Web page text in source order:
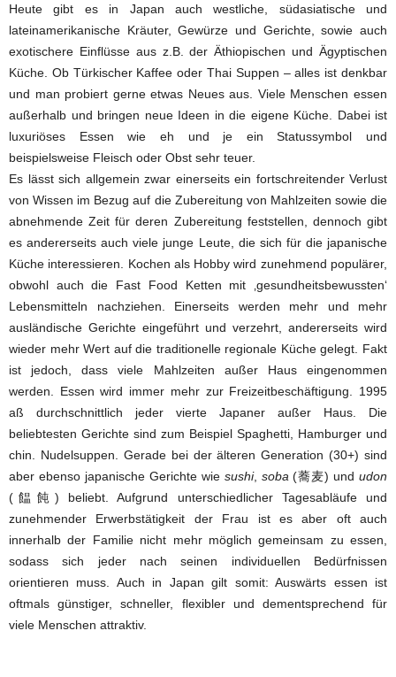
Heute gibt es in Japan auch westliche, südasiatische und
lateinamerikanische Kräuter, Gewürze und Gerichte, sowie auch
exotischere Einflüsse aus z.B. der Äthiopischen und Ägyptischen
Küche. Ob Türkischer Kaffee oder Thai Suppen – alles ist denkbar
und man probiert gerne etwas Neues aus. Viele Menschen essen
außerhalb und bringen neue Ideen in die eigene Küche. Dabei ist
luxuriöses Essen wie eh und je ein Statussymbol und
beispielsweise Fleisch oder Obst sehr teuer.
Es lässt sich allgemein zwar einerseits ein fortschreitender Verlust
von Wissen im Bezug auf die Zubereitung von Mahlzeiten sowie die
abnehmende Zeit für deren Zubereitung feststellen, dennoch gibt
es andererseits auch viele junge Leute, die sich für die japanische
Küche interessieren. Kochen als Hobby wird zunehmend populärer,
obwohl auch die Fast Food Ketten mit ‚gesundheitsbewussten‘
Lebensmitteln nachziehen. Einerseits werden mehr und mehr
ausländische Gerichte eingeführt und verzehrt, andererseits wird
wieder mehr Wert auf die traditionelle regionale Küche gelegt. Fakt
ist jedoch, dass viele Mahlzeiten außer Haus eingenommen
werden. Essen wird immer mehr zur Freizeitbeschäftigung. 1995
aß durchschnittlich jeder vierte Japaner außer Haus. Die
beliebtesten Gerichte sind zum Beispiel Spaghetti, Hamburger und
chin. Nudelsuppen. Gerade bei der älteren Generation (30+) sind
aber ebenso japanische Gerichte wie sushi, soba (蕎麦) undudon
(饂飩) beliebt. Aufgrund unterschiedlicher Tagesabläufe und
zunehmender Erwerbstätigkeit der Frau ist es aber oft auch
innerhalb der Familie nicht mehr möglich gemeinsam zu essen,
sodass sich jeder nach seinen individuellen Bedürfnissen
orientieren muss. Auch in Japan gilt somit: Auswärts essen ist
oftmals günstiger, schneller, flexibler und dementsprechend für
viele Menschen attraktiv.